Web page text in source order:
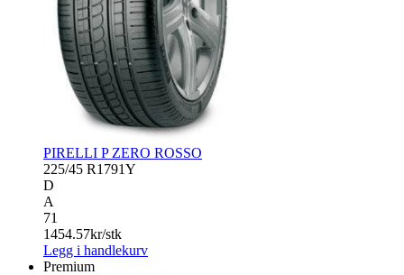
PIRELLI P ZERO ROSSO
225/45 R1791Y
D
A
71
1454.57kr/stk
Legg i handlekurv
Premium